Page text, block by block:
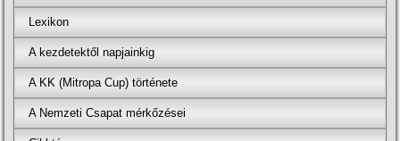
Lexikon
A kezdetektől napjainkig
A KK (Mitropa Cup) története
A Nemzeti Csapat mérkőzései